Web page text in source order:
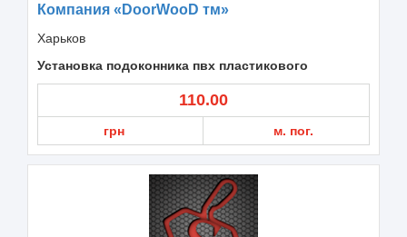
Компания «DoorWooD тм»
Харьков
Установка подоконника пвх пластикового
110.00
грн м. пог.